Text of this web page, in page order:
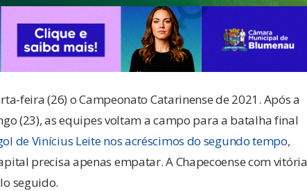
feira (26) o Campeonato Catarinense de 2021. Após a
(23), as equipes voltam a campo para a batalha final
de Vinícius Leite nos acréscimos do segundo tempo,
precisa apenas empatar. A Chapecoense com vitória
seguido.